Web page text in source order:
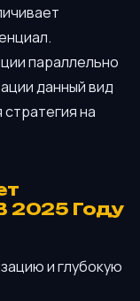
параллельно
данный вид
на
2025 Году
и глубокую